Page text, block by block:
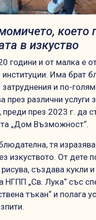
което
в изкуство
години и от малка е
институции. Има брат
затруднения и по-
през различни услуги
през 2023 г. да
„Дом Възможност“.
тя
изкуството. От дете
рисува, създава кукли
НГПП „Св. Лука“ със
тъкан“ и полага